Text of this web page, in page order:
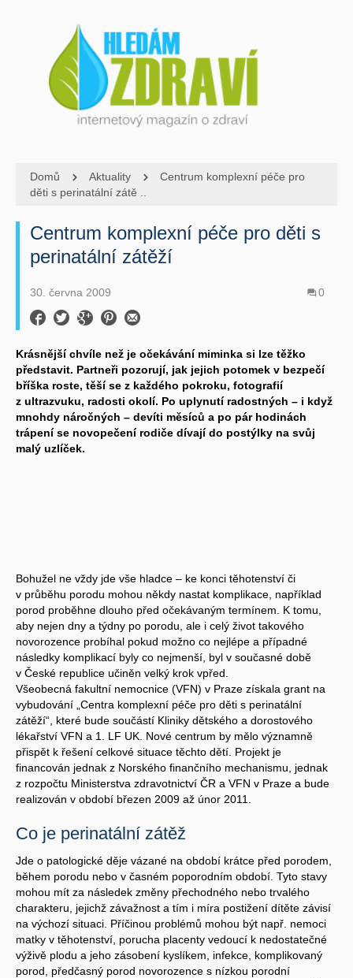
Domů Aktuality
Centrum komplexní péče pro
děti s perinatální zátě ..
Centrum komplexní péče pro děti s
perinatální zátěží
30. června 2009 0
Krásnější chvíle než je očekávání miminka si lze těžko
představit. Partneři pozorují, jak jejich potomek v bezpečí
bříška roste, těší se z každého pokroku, fotografií
z ultrazvuku, radosti okolí. Po uplynutí radostných – i když
mnohdy náročných – devíti měsíců a po pár hodinách
trápení se novopečení rodiče dívají do postýlky na svůj
malý uzlíček.
Bohužel ne vždy jde vše hladce – ke konci těhotenství či
v průběhu porodu mohou někdy nastat komplikace, například
porod proběhne dlouho před očekávaným termínem. K tomu,
aby nejen dny a týdny po porodu, ale i celý život takového
novorozence probíhal pokud možno co nejlépe a případné
následky komplikací byly co nejmenší, byl v současné době
v České republice učiněn velký krok vpřed.
Všeobecná fakultní nemocnice (VFN) v Praze získala grant na
vybudování „Centra komplexní péče pro děti s perinatální
zátěží“, které bude součástí Kliniky dětského a dorostového
lékařství VFN a 1. LF UK. Nové centrum by mělo významně
přispět k řešení celkové situace těchto dětí. Projekt je
financován jednak z Norského finančního mechanismu, jednak
z rozpočtu Ministerstva zdravotnictví ČR a VFN v Praze a bude
realizován v období březen 2009 až únor 2011.
Co je perinatální zátěž
Jde o patologické děje vázané na období krátce před porodem,
během porodu nebo v časném poporodním období. Tyto stavy
mohou mít za následek změny přechodného nebo trvalého
charakteru, jejichž závažnost a tím i míra postižení dítěte závisí
na výchozí situaci. Příčinou problémů mohou být např. nemoci
matky v těhotenství, porucha placenty vedoucí k nedostatečné
výživě plodu a jeho zásobení kyslíkem, infekce, komplikovaný
porod, předčasný porod novorozence s nízkou porodní